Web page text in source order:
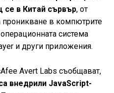
се в Китай сървър, от
проникване в компютрите
система
и други приложения.
Avert Labs съобщават,
внедрили JavaScript-